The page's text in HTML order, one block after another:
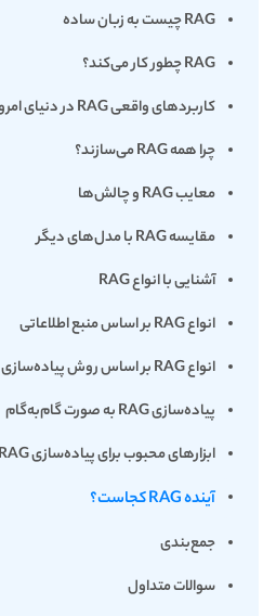
RAG چیست به زبان ساده
RAG چطور کار می‌کند؟
کاربردهای واقعی RAG در دنیای امروز
چرا همه RAG می‌سازند؟
معایب RAG و چالش‌ها
مقایسه RAG با مدل‌های دیگر
آشنایی با انواع RAG
انواع RAG بر اساس منبع اطلاعاتی
انواع RAG بر اساس روش پیاده‌سازی
پیاده‌سازی RAG به صورت گام‌به‌گام
ابزارهای محبوب برای پیاده‌سازی RAG
آینده RAG کجاست؟
جمع‌بندی
سوالات متداول